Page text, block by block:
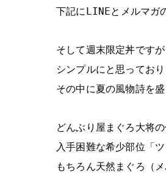
下記にLINEとメルマガ
そして週末限定丼ですが
シンプルにと思ってお
その中に夏の風物詩を
どんぶり屋まぐろ大将
入手困難な希少部位「
もちろん天然まぐろ（